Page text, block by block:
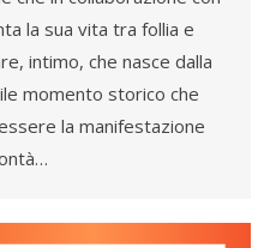
la sua vita tra follia e
intimo, che nasce dalla
momento storico che
la manifestazione